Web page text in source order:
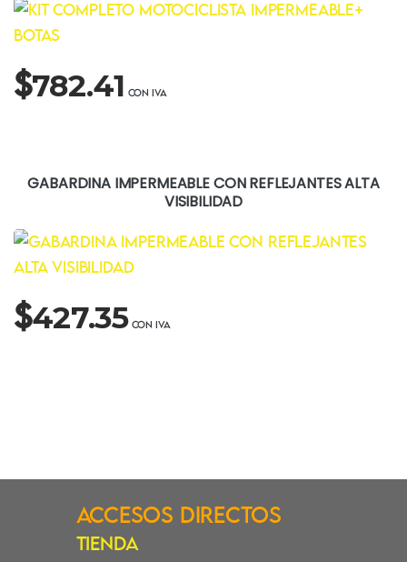
$782.41
GABARDINA IMPERMEABLE CON REFLEJANTES ALTA
VISIBILIDAD
$427.35
Accesos Directos
Tienda